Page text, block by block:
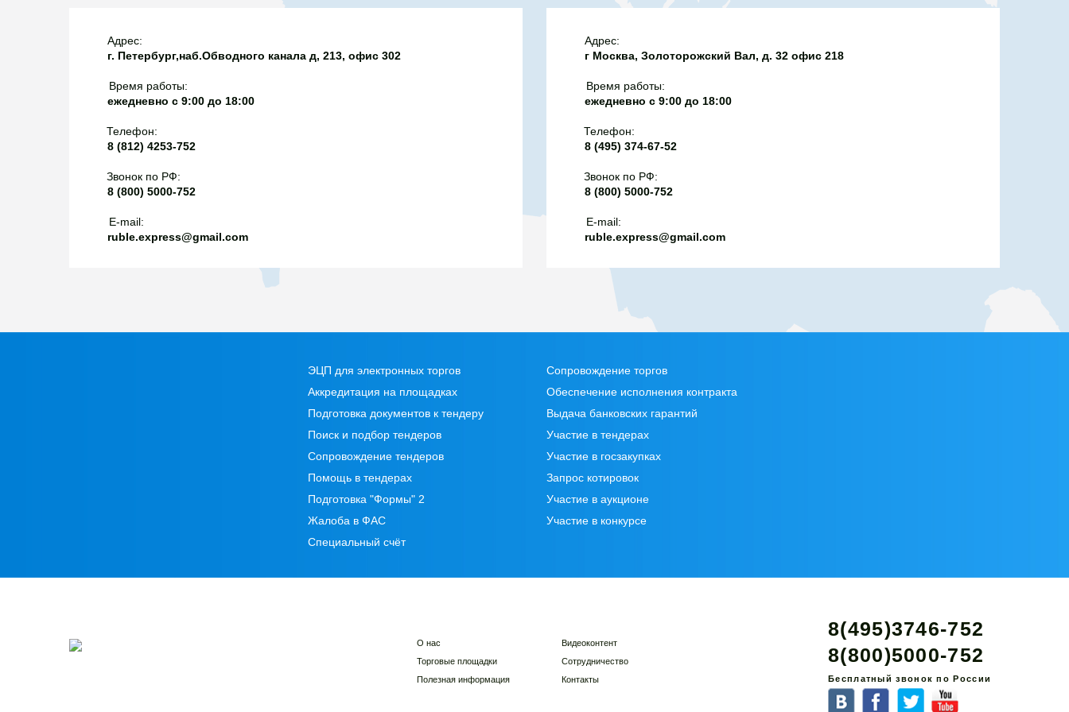
на колонках или заправочных пистолетах,
не совсем актуальной. При возникновении
Адрес:
г. Петербург,наб.Обводного канала д, 213, офис 302
Время работы:
ежедневно с 9:00 до 18:00
Телефон:
8 (812) 4253-752
Звонок по РФ:
8 (800) 5000-752
E-mail:
ruble.express@gmail.com
Адрес:
г Москва, Золоторожский Вал, д. 32 офис 218
Время работы:
ежедневно с 9:00 до 18:00
Телефон:
8 (495) 374-67-52
Звонок по РФ:
8 (800) 5000-752
E-mail:
ruble.express@gmail.com
ЭЦП для электронных торгов
Аккредитация на площадках
Подготовка документов к тендеру
Поиск и подбор тендеров
Сопровождение тендеров
Помощь в тендерах
Подготовка "Формы" 2
Жалоба в ФАС
Специальный счёт
Сопровождение торгов
Обеспечение исполнения контракта
Выдача банковских гарантий
Участие в тендерах
Участие в госзакупках
Запрос котировок
Участие в аукционе
Участие в конкурсе
О нас
Торговые площадки
Полезная информация
Видеоконтент
Сотрудничество
Контакты
8(495)3746-752
8(800)5000-752
Бесплатный звонок по России